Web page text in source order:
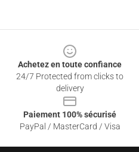
Achetez en toute confiance
24/7 Protected from clicks to
delivery
Paiement 100% sécurisé
PayPal / MasterCard / Visa